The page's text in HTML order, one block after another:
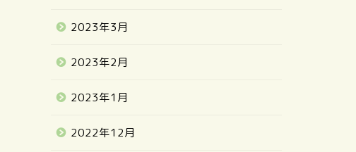
2023年3月
2023年2月
2023年1月
2022年12月